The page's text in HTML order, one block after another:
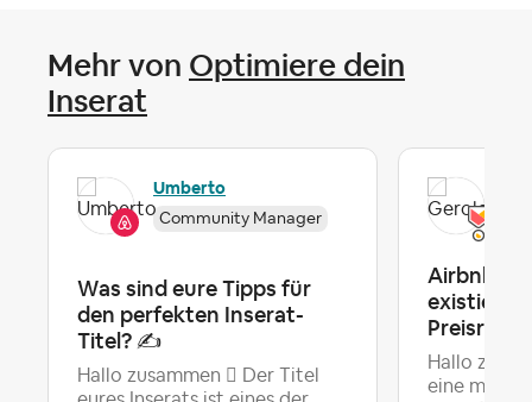
Mehr von Optimiere dein
Inserat
Umberto
Community Manager
Was sind eure Tipps für
den perfekten Inserat-
Titel? ✍️
Hallo zusammen  Der Titel
Airbnb
Hallo
eine